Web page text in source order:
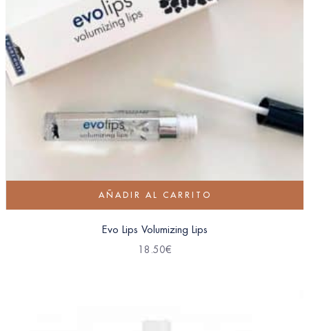
AÑADIR AL CARRITO
Evo Lips Volumizing Lips
18.50€